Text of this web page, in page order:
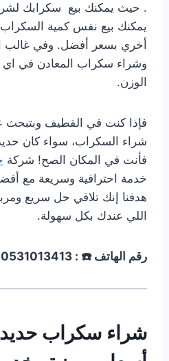
. حيث يمكنك بيع سكرابك
يمكنك بيع نفس كمية
أخري بسعر أفضل. وفي غالب
وشراء سكراب المعادن في
الوزن.
فإذا كنت في القطيف
شراء السكراب، سواء كان
فأنت في المكان الصح! شركة
خدمة احترافية وسريعة مع
هدفنا إنك تلاقي حل سريع
اللي عندك بكل سهولة.
رقم الهاتف ☎️ : 0531013413
شراء سكراب